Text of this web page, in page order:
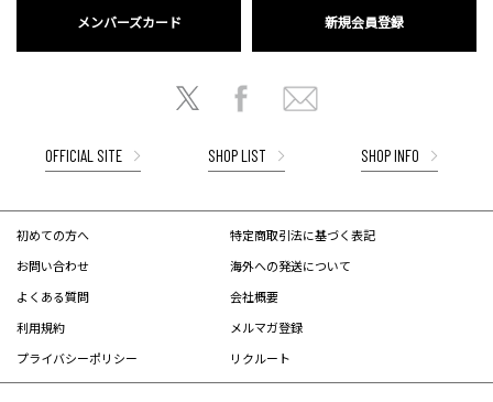
メンバーズカード 新規会員登録
OFFICIAL SITE SHOP LIST SHOP INFO
初めての方へ
お問い合わせ
よくある質問
利用規約
プライバシーポリシー
特定商取引法に基づく表記
海外への発送について
会社概要
メルマガ登録
リクルート